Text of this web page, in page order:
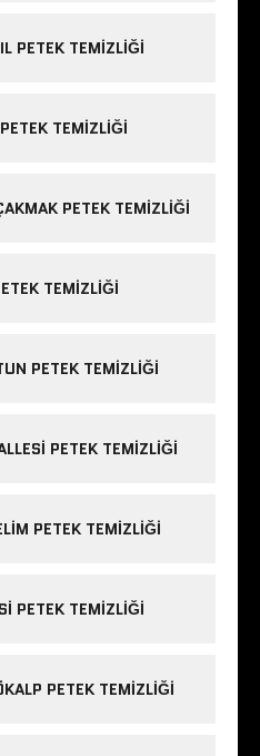
PETEK TEMIZLIĞI
TEMIZLIĞI
PETEK TEMIZLIĞI
TEMIZLIĞI
PETEK TEMIZLIĞI
PETEK TEMIZLIĞI
PETEK TEMIZLIĞI
PETEK TEMIZLIĞI
PETEK TEMIZLIĞI